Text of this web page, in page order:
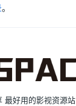
。
最好用的影视资源站